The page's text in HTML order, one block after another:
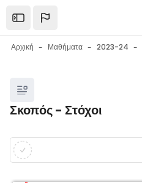
Open the sidebar
Αρχική Μαθήματα 2023-24
Μπλοκ
Σκοπός - Στόχοι
Μπλοκ
Απαιτήσεις ολοκλήρωσης